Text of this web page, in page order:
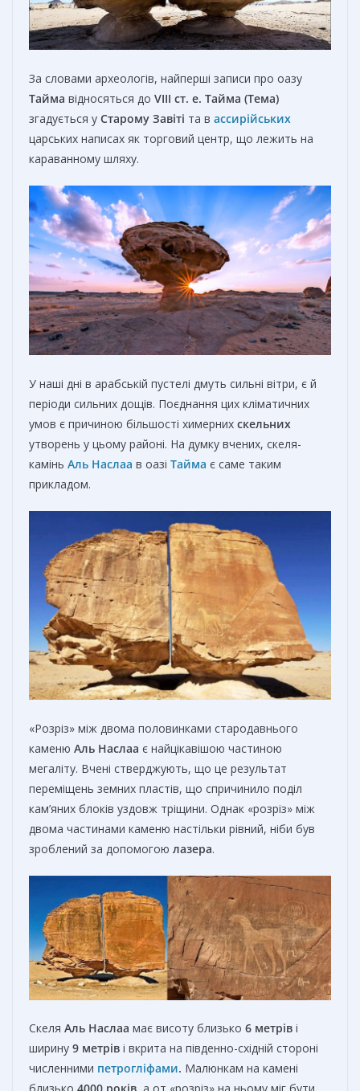
За словами археологів, найперші записи про оазу
Тайма відносяться до VIII ст. е. Тайма (Тема)
згадується у Старому Завіті та в ассирійських
царських написах як торговий центр, що лежить на
караванному шляху.
У наші дні в арабській пустелі дмуть сильні вітри, є й
періоди сильних дощів. Поєднання цих кліматичних
умов є причиною більшості химерних скельних
утворень у цьому районі. На думку вчених, скеля-
камінь Аль Наслаа в оазі Тайма є саме таким
прикладом.
«Розріз» між двома половинками стародавнього
каменю Аль Наслаа є найцікавішою частиною
мегаліту. Вчені стверджують, що це результат
переміщень земних пластів, що спричинило поділ
кам’яних блоків уздовж тріщини. Однак «розріз» між
двома частинами каменю настільки рівний, ніби був
зроблений за допомогою лазера.
Скеля Аль Наслаа має висоту близько 6 метрів і
ширину 9 метрів і вкрита на південно-східній стороні
численними петрогліфами. Малюнкам на камені